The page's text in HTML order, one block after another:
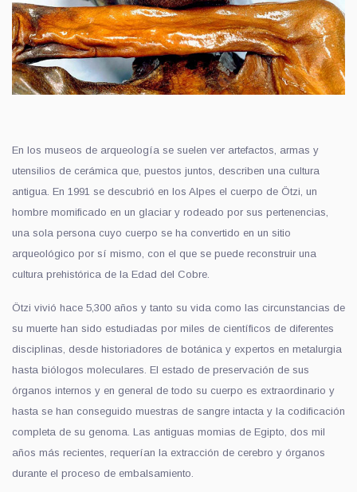
En los museos de arqueología se suelen ver artefactos, armas y
utensilios de cerámica que, puestos juntos, describen una cultura
antigua. En 1991 se descubrió en los Alpes el cuerpo de Ötzi, un
hombre momificado en un glaciar y rodeado por sus pertenencias,
una sola persona cuyo cuerpo se ha convertido en un sitio
arqueológico por sí mismo, con el que se puede reconstruir una
cultura prehistórica de la Edad del Cobre.
Ötzi vivió hace 5,300 años y tanto su vida como las circunstancias de
su muerte han sido estudiadas por miles de científicos de diferentes
disciplinas, desde historiadores de botánica y expertos en metalurgia
hasta biólogos moleculares. El estado de preservación de sus
órganos internos y en general de todo su cuerpo es extraordinario y
hasta se han conseguido muestras de sangre intacta y la codificación
completa de su genoma. Las antiguas momias de Egipto, dos mil
años más recientes, requerían la extracción de cerebro y órganos
durante el proceso de embalsamiento.